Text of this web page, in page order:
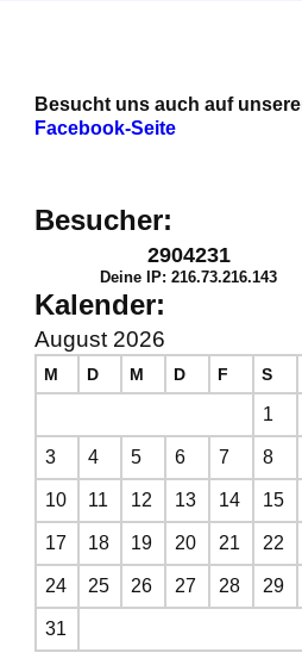
Besucht uns auch auf
Facebook-Seite
Besucher:
2904231
Deine IP: 216.73.216.143
Kalender:
August 2026
M D M D F S
1
3 4 5 6 7 8
10 11 12 13 14 15
17 18 19 20 21 22
24 25 26 27 28 29
31